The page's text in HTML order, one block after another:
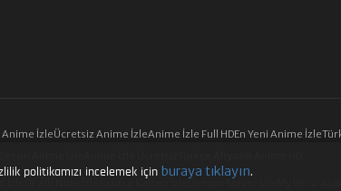
Anime İzleÜcretsiz Anime İzleAnime İzle Full HDEn Yeni Anime İzle
Jujutsu Kaisen İzle Demon Slayer İzle
politikamızı incelemek için buraya tıklayın.